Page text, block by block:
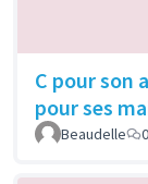
C pour son
pour ses
Beaudelle 0